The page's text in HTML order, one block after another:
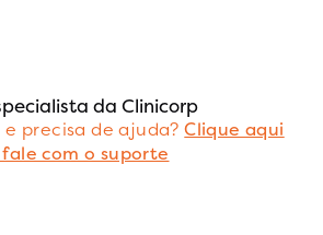
da Clinicorp
e precisa de ajuda?Clique aqui
com o suporte